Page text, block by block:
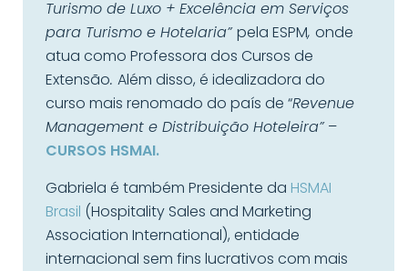
Turismo de Luxo + Excelência em Serviços
para Turismo e Hotelaria”pela ESPM, onde
atua como Professora dos Cursos de
Extensão. Além disso, é idealizadora do
curso mais renomado do país de “Revenue
Management e Distribuição Hoteleira”–
CURSOS HSMAI.
Gabriela é também Presidente da HSMAI
Brasil (Hospitality Sales and Marketing
Association International), entidade
internacional sem fins lucrativos com mais